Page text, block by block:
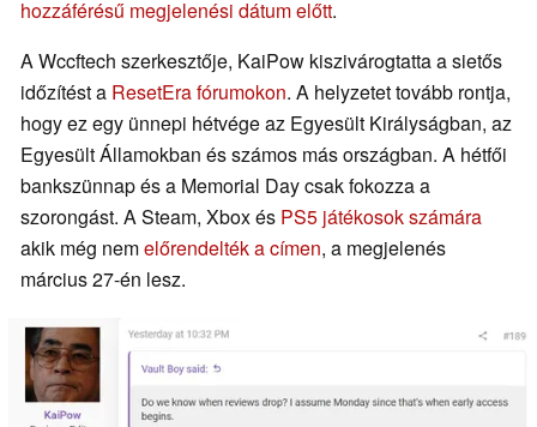
hozzáférésű megjelenési dátum előtt.
A Wccftech szerkesztője, KaiPow kiszivárogtatta a sietős
időzítést a ResetEra fórumokon. A helyzetet tovább rontja,
hogy ez egy ünnepi hétvége az Egyesült Királyságban, az
Egyesült Államokban és számos más országban. A hétfői
bankszünnap és a Memorial Day csak fokozza a
szorongást. A Steam, Xbox és PS5 játékosok számára
akik még nemelőrendelték a címen, a megjelenés
március 27-én lesz.